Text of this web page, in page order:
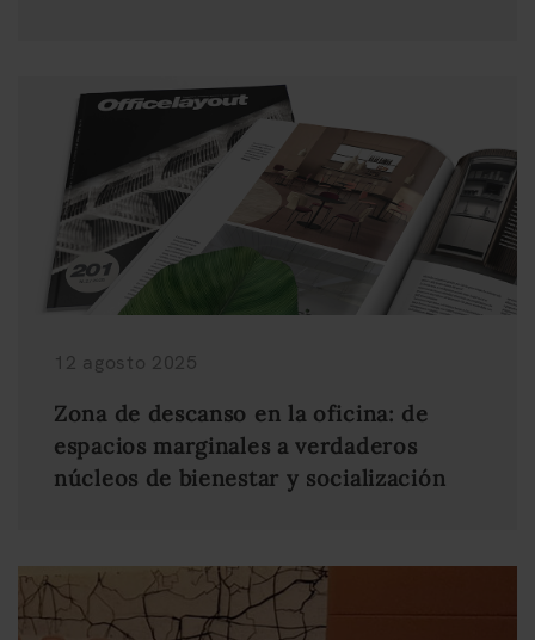
12 agosto 2025
Zona de descanso en la oficina: de
espacios marginales a verdaderos
núcleos de bienestar y socialización